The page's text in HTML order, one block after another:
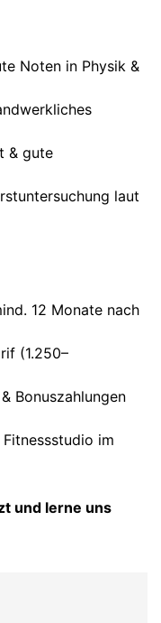
Noten in Physik &
& gute
laut
12 Monate nach
(1.250–
Bonuszahlungen
im
und lerne uns